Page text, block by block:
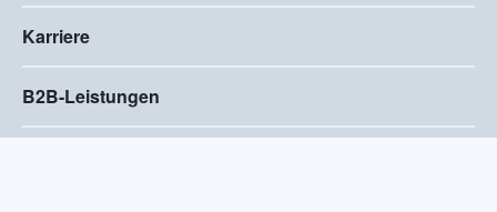
Karriere
B2B-Leistungen